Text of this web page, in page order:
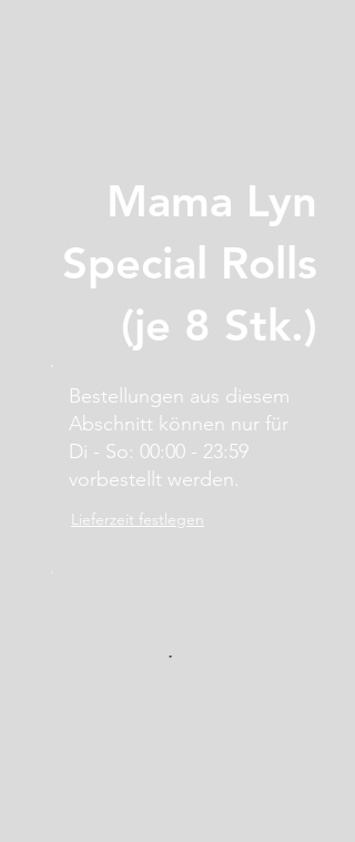
Mama Lyn
Special Rolls
(je 8 Stk.)
Bestellungen aus diesem
Abschnitt können nur für
Di - So: 00:00 - 23:59
vorbestellt werden.
Lieferzeit festlegen